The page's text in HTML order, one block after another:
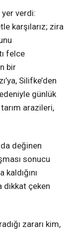
yer verdi:
karşılarız; zira
felce
bir
Silifke’den
günlük
arazileri,
değinen
sonucu
dikkat çeken
zararı kim,